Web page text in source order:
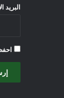
البريد